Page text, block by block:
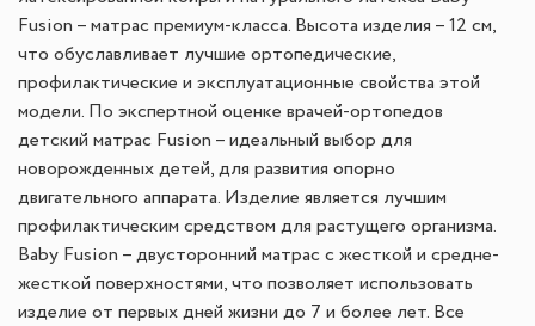
Fusion – матрас премиум-класса. Высота изделия – 12 см,
что обуславливает лучшие ортопедические,
профилактические и эксплуатационные свойства этой
модели. По экспертной оценке врачей-ортопедов
детский матрас Fusion – идеальный выбор для
новорожденных детей, для развития опорно
двигательного аппарата. Изделие является лучшим
профилактическим средством для растущего организма.
Baby Fusion – двусторонний матрас с жесткой и средне-
жесткой поверхностями, что позволяет использовать
изделие от первых дней жизни до 7 и более лет. Все